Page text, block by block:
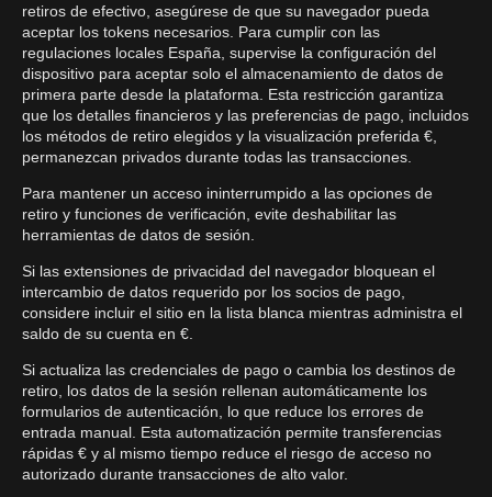
retiros de efectivo, asegúrese de que su navegador pueda
aceptar los tokens necesarios. Para cumplir con las
regulaciones locales España, supervise la configuración del
dispositivo para aceptar solo el almacenamiento de datos de
primera parte desde la plataforma. Esta restricción garantiza
que los detalles financieros y las preferencias de pago, incluidos
los métodos de retiro elegidos y la visualización preferida €,
permanezcan privados durante todas las transacciones.
Para mantener un acceso ininterrumpido a las opciones de
retiro y funciones de verificación, evite deshabilitar las
herramientas de datos de sesión.
Si las extensiones de privacidad del navegador bloquean el
intercambio de datos requerido por los socios de pago,
considere incluir el sitio en la lista blanca mientras administra el
saldo de su cuenta en €.
Si actualiza las credenciales de pago o cambia los destinos de
retiro, los datos de la sesión rellenan automáticamente los
formularios de autenticación, lo que reduce los errores de
entrada manual. Esta automatización permite transferencias
rápidas € y al mismo tiempo reduce el riesgo de acceso no
autorizado durante transacciones de alto valor.